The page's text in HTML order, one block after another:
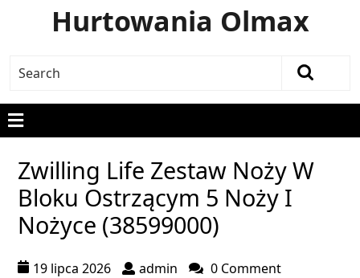
Hurtowania Olmax
Zwilling Life Zestaw Noży W
Bloku Ostrzącym 5 Noży I
Nożyce (38599000)
19 lipca 2026 admin 0 Comment